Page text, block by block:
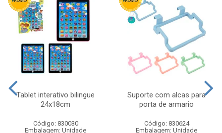
Tablet interativo bilingue
24x18cm
Código: 830030
Embalagem: Unidade
Suporte com alcas para
porta de armario
Código: 830624
Embalagem: Unidade